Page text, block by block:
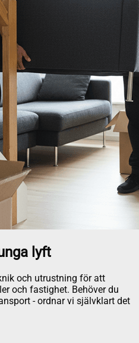
lyft
och utrustning för att
och fastighet. Behöver du
- ordnar vi självklart det